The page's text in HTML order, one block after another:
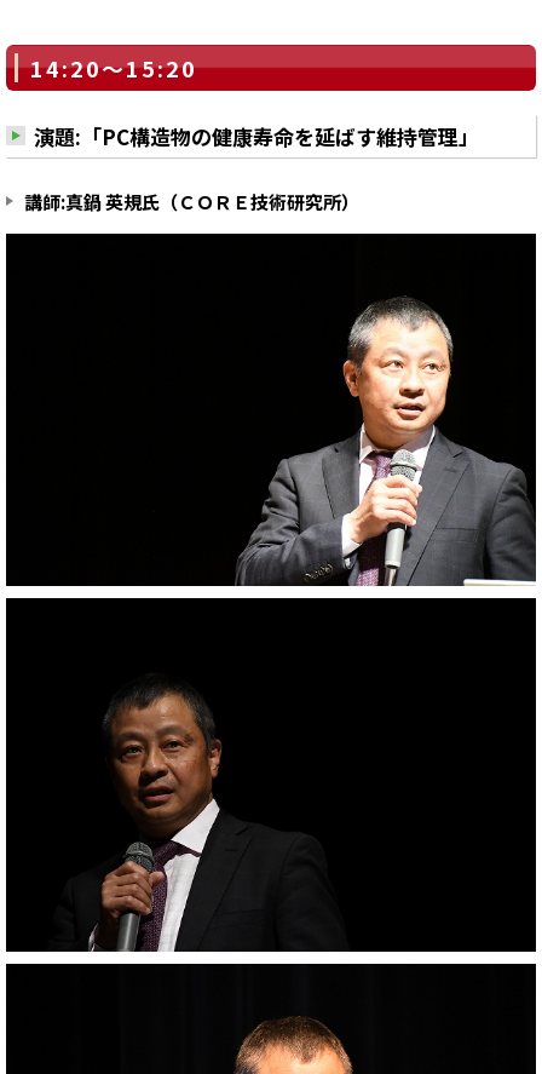
14:20～15:20
演題:「PC構造物の健康寿命を延ばす維持管理」
講師:真鍋 英規氏（ＣＯＲＥ技術研究所）